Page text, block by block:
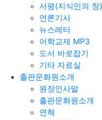
서평(지식인의 창)
언론기사
뉴스레터
어학교재 MP3
도서 바로잡기
기타 자료실
출판문화원소개
원장인사말
출판문화원소개
연혁